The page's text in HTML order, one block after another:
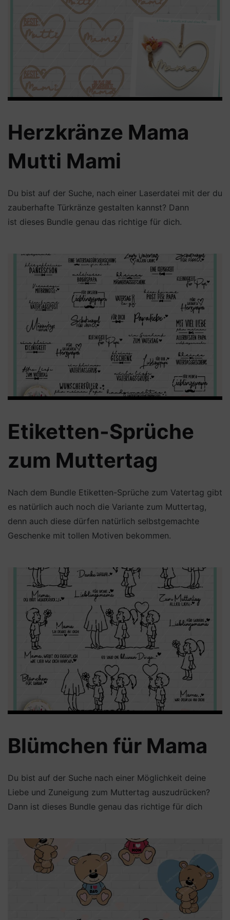
Herzkränze Mama
Mutti Mami
Du bist auf der Suche, nach einer Laserdatei mit der du
zauberhafte Türkränze gestalten kannst? Dann
ist dieses Bundle genau das richtige für dich.
Etiketten-Sprüche
zum Muttertag
Nach dem Bundle Etiketten-Sprüche zum Vatertag gibt
es natürlich auch noch die Variante zum Muttertag,
denn auch diese dürfen natürlich selbstgemachte
Geschenke mit tollen Motiven bekommen.
Blümchen für Mama
Du bist auf der Suche nach einer Möglichkeit deine
Liebe und Zuneigung zum Muttertag auszudrücken?
Dann ist dieses Bundle genau das richtige für dich